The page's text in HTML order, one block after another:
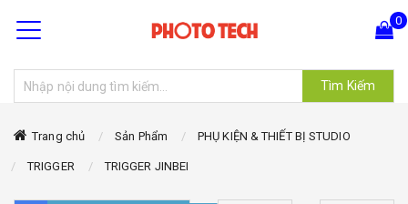
Tìm Kiếm
0
Trang chủ Sản Phẩm PHỤ KIỆN & THIẾT BỊ STUDIO
TRIGGER TRIGGER JINBEI